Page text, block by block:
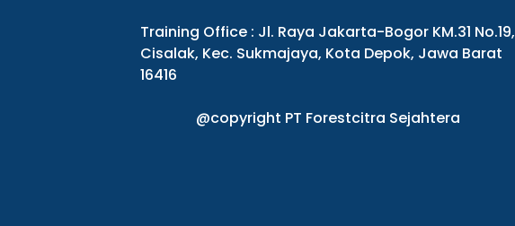
Training Office : Jl. Raya Jakarta-Bogor KM.31 No.19,
Cisalak, Kec. Sukmajaya, Kota Depok, Jawa Barat
16416
@copyright PT Forestcitra Sejahtera